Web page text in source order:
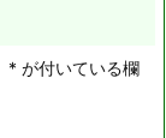
* が付いている欄